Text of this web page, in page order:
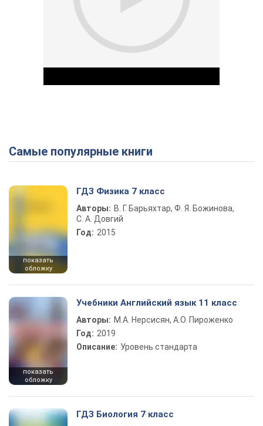
Play Video
Самые популярные книги
показать
обложку
ГДЗ Физика 7 класс
Авторы: В. Г. Барьяхтар, Ф. Я. Божинова,
С. А. Довгий
Год: 2015
показать
обложку
Учебники Английский язык 11 класс
Авторы: М.А. Нерсисян, А.О. Пироженко
Год: 2019
Описание: Уровень стандарта
ГДЗ Биология 7 класс